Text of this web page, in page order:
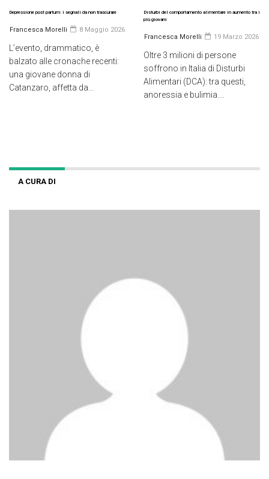
Depressione post partum: i segnali da non trascurare
Francesca Morelli 8 Maggio 2026
L’evento, drammatico, è
balzato alle cronache recenti:
una giovane donna di
Catanzaro, affetta da...
Disturbi del comportamento alimentare in aumento tra i
più giovani
Francesca Morelli 19 Marzo 2026
Oltre 3 milioni di persone
soffrono in Italia di Disturbi
Alimentari (DCA): tra questi,
anoressia e bulimia....
A CURA DI